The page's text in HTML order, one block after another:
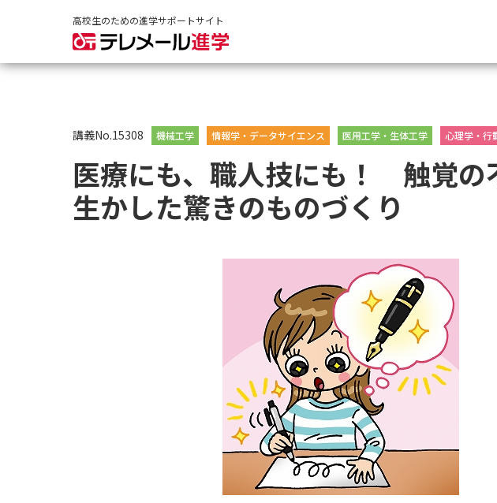
高校生のための進学サポートサイト
講義No.15308 機械工学 情報学・データサイエンス 医用工学・生体工学 心理学・行
医療にも、職人技にも！ 触覚の
生かした驚きのものづくり